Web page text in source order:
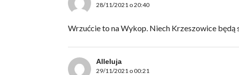
28/11/2021 o 20:40
Wrzućcie to na Wykop. Niech Krzeszowice będą
Alleluja
29/11/2021 o 00:21